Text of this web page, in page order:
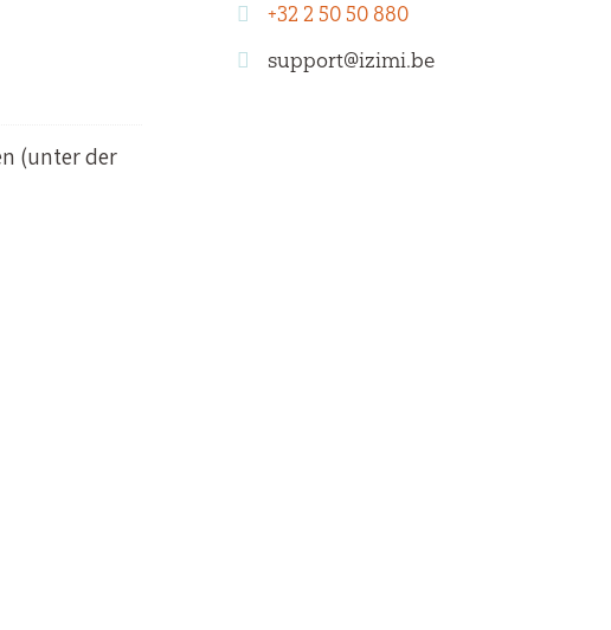
(unter der
+32 2 50 50 880
support@izimi.be